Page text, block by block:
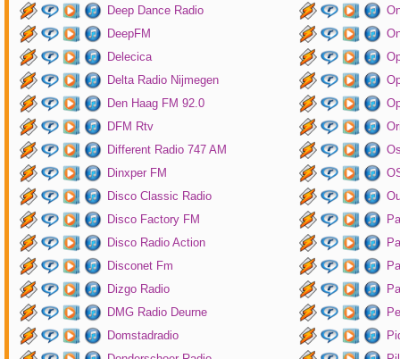
Deep Dance Radio
DeepFM
Delecica
Delta Radio Nijmegen
Den Haag FM 92.0
DFM Rtv
Different Radio 747 AM
Dinxper FM
Disco Classic Radio
Disco Factory FM
Disco Radio Action
Disconet Fm
Dizgo Radio
DMG Radio Deurne
Domstadradio